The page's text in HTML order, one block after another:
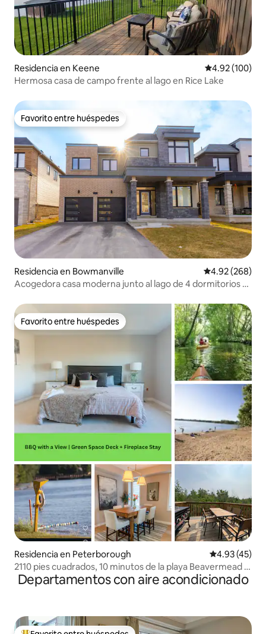
Residencia en Keene Calificación
4.92 (100)
Hermosa casa de campo frente al lago en Rice Lake
Favorito entre huéspedes
Favorito entre huéspedes
Residencia en Bowmanville Calificación
4.92 (268)
Acogedora casa moderna junto al lago de 4 dormitorios a
Favorito entre huéspedes
Favorito entre huéspedes
Residencia en Peterborough Calificación
4.93 (45)
2110 pies cuadrados, 10 minutos de la playa Beavermead y
DT, senderos, barbacoa
Departamentos con aire acondicionado